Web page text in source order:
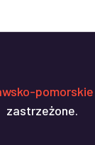
pomorskie
zastrzeżone.